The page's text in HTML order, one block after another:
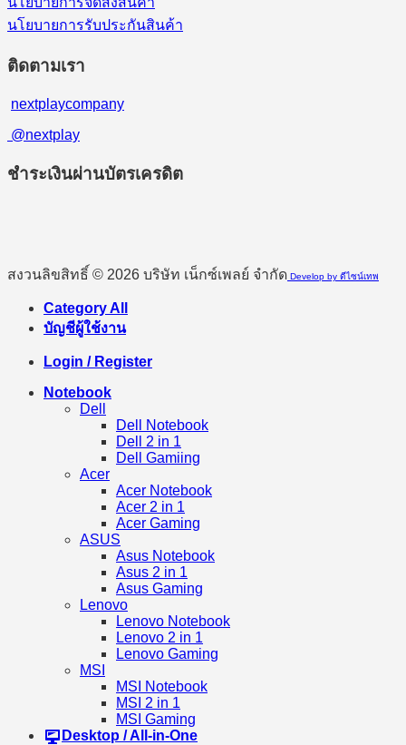
นโยบายการรับประกันสินค้า
ติดตามเรา
nextplaycompany
@nextplay
ชำระเงินผ่านบัตรเครดิต
สงวนลิขสิทธิ์ © 2026 บริษัท เน็กซ์เพลย์ จำกัด Develop by ดีไซน์เทพ
Category All
บัญชีผู้ใช้งาน
Login / Register
Notebook
Dell
Dell Notebook
Dell 2 in 1
Dell Gamiing
Acer
Acer Notebook
Acer 2 in 1
Acer Gaming
ASUS
Asus Notebook
Asus 2 in 1
Asus Gaming
Lenovo
Lenovo Notebook
Lenovo 2 in 1
Lenovo Gaming
MSI
MSI Notebook
MSI 2 in 1
MSI Gaming
Desktop / All-in-One